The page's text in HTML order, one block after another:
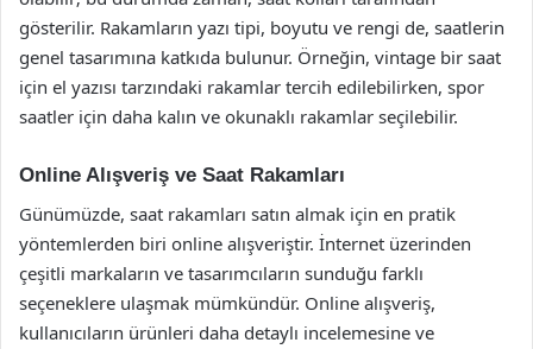
gösterilir. Rakamların yazı tipi, boyutu ve rengi de, saatlerin
genel tasarımına katkıda bulunur. Örneğin, vintage bir saat
için el yazısı tarzındaki rakamlar tercih edilebilirken, spor
saatler için daha kalın ve okunaklı rakamlar seçilebilir.
Online Alışveriş ve Saat Rakamları
Günümüzde, saat rakamları satın almak için en pratik
yöntemlerden biri online alışveriştir. İnternet üzerinden
çeşitli markaların ve tasarımcıların sunduğu farklı
seçeneklere ulaşmak mümkündür. Online alışveriş,
kullanıcıların ürünleri daha detaylı incelemesine ve